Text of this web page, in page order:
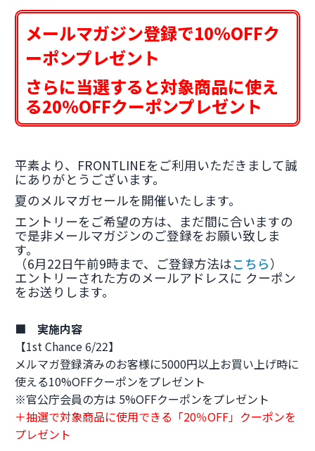
メールマガジン登録で10%OFFク
ーポンプレゼント
さらに当選すると対象商品に使え
る20%OFFクーポンプレゼント
平素より、FRONTLINEをご利用いただきまして誠
にありがとうございます。
夏のメルマガセールを開催いたします。
エントリーをご希望の方は、まだ間に合いますの
で是非メールマガジンのご登録をお願い致しま
す。
（6月22日午前9時まで、ご登録方法はこちら）
エントリーされた方のメールアドレスに クーポン
をお送りします。
■ 実施内容
【1st Chance 6/22】
メルマガ登録済みのお客様に5000円以上お買い上げ時に
使える10%OFFクーポンをプレゼント
※官公庁会員の方は 5%OFFクーポンをプレゼント
＋抽選で対象商品に使用できる「20％OFF」クーポンを
プレゼント